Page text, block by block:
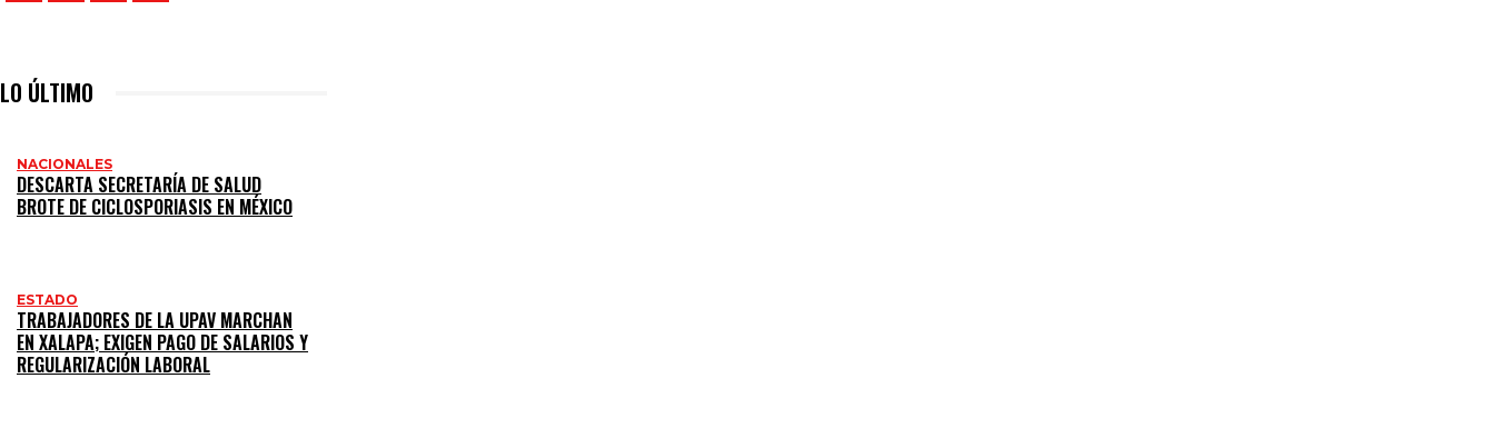
LO ÚLTIMO
NACIONALES
DESCARTA SECRETARÍA DE SALUD
BROTE DE CICLOSPORIASIS EN MÉXICO
ESTADO
TRABAJADORES DE LA UPAV MARCHAN
EN XALAPA; EXIGEN PAGO DE SALARIOS Y
REGULARIZACIÓN LABORAL